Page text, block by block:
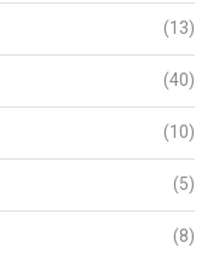
(13)
(40)
(10)
(5)
(8)